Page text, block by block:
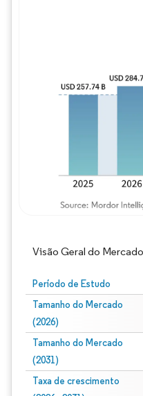
Visão Geral do Mercado
Período de Estudo
Tamanho do Mercado
(2026)
Tamanho do Mercado
(2031)
Taxa de crescimento